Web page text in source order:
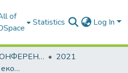
of
Statistics Log In
МАТЕРІАЛИ КОНФЕРЕНЦІЙ
2021
Проблеми розвитку економіки підприємства: погляд молоді